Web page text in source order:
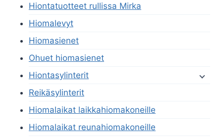
Hiontatuotteet rullissa Mirka
Hiomalevyt
Hiomasienet
Ohuet hiomasienet
Hiontasylinterit
Reikäsylinterit
Hiomalaikat laikkahiomakoneille
Hiomalaikat reunahiomakoneille